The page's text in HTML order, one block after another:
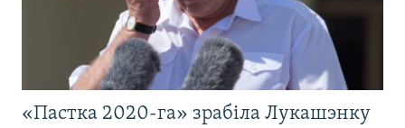
«Пастка 2020-га» зрабіла Лукашэнку